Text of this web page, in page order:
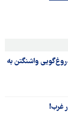
واشنگتن به
غرب!